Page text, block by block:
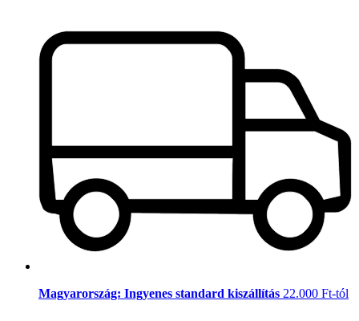
Magyarország: Ingyenes standard kiszállítás 22.000 Ft-tól